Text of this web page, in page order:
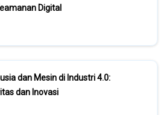
Digital
dan Mesin di Industri 4.0:
dan Inovasi